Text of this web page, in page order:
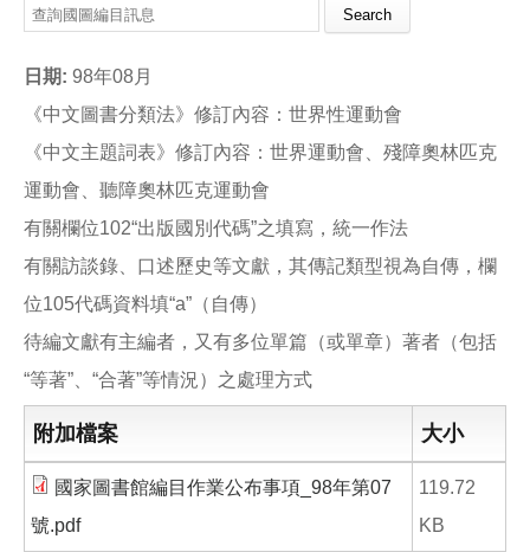
e
k
Search this site
日期: 98年08月
《中文圖書分類法》修訂內容：世界性運動會
《中文主題詞表》修訂內容：世界運動會、殘障奧林匹克
運動會、聽障奧林匹克運動會
有關欄位102“出版國別代碼”之填寫，統一作法
有關訪談錄、口述歷史等文獻，其傳記類型視為自傳，欄
位105代碼資料填“a”（自傳）
待編文獻有主編者，又有多位單篇（或單章）著者（包括
“等著”、“合著”等情況）之處理方式
附加檔案 大小
國家圖書館編目作業公布事項_98年第07
號.pdf
119.72
KB